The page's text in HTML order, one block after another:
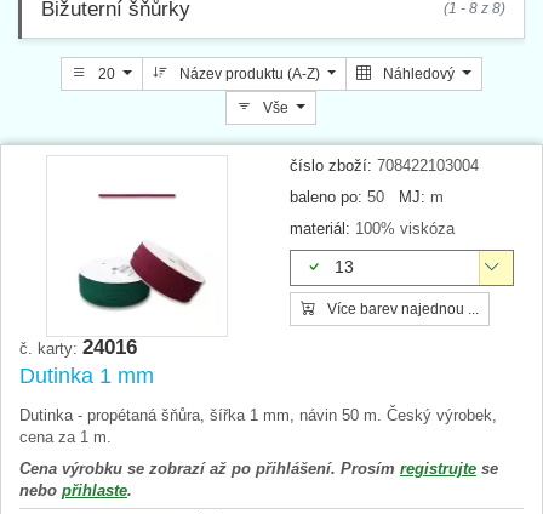
Bižuterní šňůrky (1 - 8 z 8)
20 Název produktu (A-Z)
Náhledový
Vše
číslo zboží: 708422103004
baleno po: 50 MJ: m
materiál: 100% viskóza
13
Více barev najednou ...
č. karty: 24016
Dutinka 1 mm
Dutinka - propétaná šňůra, šířka 1 mm, návin 50 m. Český výrobek,
cena za 1 m.
Cena výrobku se zobrazí až po přihlášení. Prosím registrujte se
nebo přihlaste.